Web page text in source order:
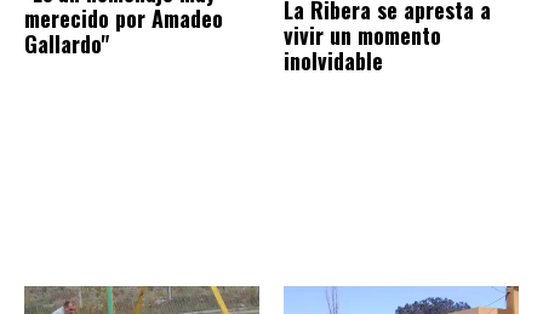
merecido por Amadeo
Gallardo"
La Ribera se apresta a
vivir un momento
inolvidable